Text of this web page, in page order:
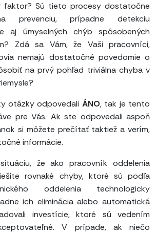
faktor? Sú tieto procesy dostatočne
prevenciu, prípadne detekciu
aj úmyselných chýb spôsobených
Zdá sa Vám, že Vaši pracovníci,
nemajú dostatočné povedomie o
na prvý pohľad triviálna chyba v
otázky odpovedali ÁNO, tak je tento
pre Vás. Ak ste odpovedali aspoň
si môžete prečítať taktiež a verím,
informácie.
že ako pracovník oddelenia
rovnaké chyby, ktoré sú podľa
oddelenia technologicky
ich eliminácia alebo automatická
investície, ktoré sú vedením
V prípade, ak niečo